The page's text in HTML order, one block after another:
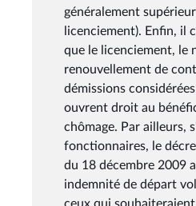
généralement
licenciement). Enfin, il
que le licenciement, le
renouvellement de
démissions
ouvrent droit au
chômage. Par ailleurs,
fonctionnaires, le
du 18 décembre 2009
indemnité de départ
ceux qui